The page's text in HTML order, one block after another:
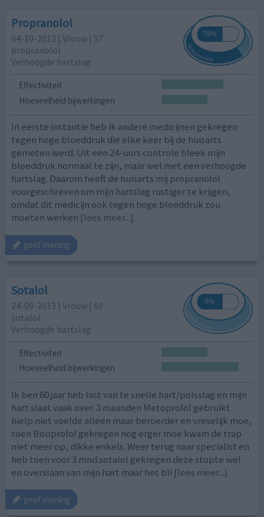
Propranolol
04-10-2013 | Vrouw | 57
propranolol
Verhoogde hartslag
Effectiviteit
Hoeveelheid bijwerkingen
In eerste instantie heb ik andere medicijnen gekregen
tegen hoge bloeddruk die elke keer bij de huisarts
gemeten werd. Uit een 24-uurs controle bleek mijn
bloeddruk normaal te zijn, maar wel met een verhoogde
hartslag. Daarom heeft de huisarts mij propranolol
voorgeschreven om mijn hartslag rustiger te krijgen,
omdat dit medicijn ook tegen hoge bloeddruk zou
moeten werken [lees meer...]
geef mening
Sotalol
24-09-2013 | Vrouw | 60
sotalol
Verhoogde hartslag
Effectiviteit
Hoeveelheid bijwerkingen
Ik ben 60 jaar heb last van te snelle hart/polsslag en mijn
hart slaat vaak over. 3 maanden Metoprolol gebruikt
hielp niet voelde alleen maar beroerder en vreselijk moe,
toen Bisoprolol gekregen nog erger moe kwam de trap
niet meer op, dikke enkels. Weer terug naar specialist en
heb toen voor 3 mnd.sotalol gekregen deze stopte wel
en overslaan van mijn hart maar het bli [lees meer...]
geef mening